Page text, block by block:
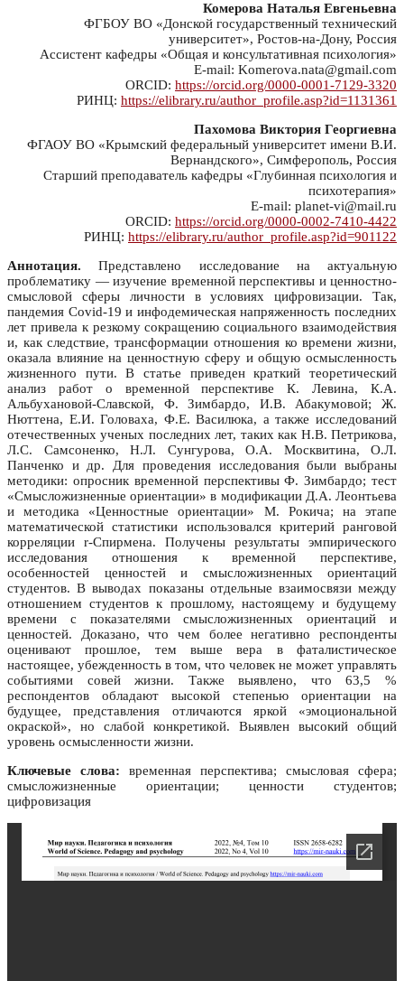
Комерова Наталья Евгеньевна
ФГБОУ ВО «Донской государственный технический
университет», Ростов-на-Дону, Россия
Ассистент кафедры «Общая и консультативная психология»
E-mail: Komerova.nata@gmail.com
ORCID: https://orcid.org/0000-0001-7129-3320
РИНЦ: https://elibrary.ru/author_profile.asp?id=1131361
Пахомова Виктория Георгиевна
ФГАОУ ВО «Крымский федеральный университет имени В.И.
Вернандского», Симферополь, Россия
Старший преподаватель кафедры «Глубинная психология и
психотерапия»
E-mail: planet-vi@mail.ru
ORCID: https://orcid.org/0000-0002-7410-4422
РИНЦ: https://elibrary.ru/author_profile.asp?id=901122
Аннотация. Представлено исследование на актуальную
проблематику — изучение временной перспективы и ценностно-
смысловой сферы личности в условиях цифровизации. Так,
пандемия Covid-19 и инфодемическая напряженность последних
лет привела к резкому сокращению социального взаимодействия
и, как следствие, трансформации отношения ко времени жизни,
оказала влияние на ценностную сферу и общую осмысленность
жизненного пути. В статье приведен краткий теоретический
анализ работ о временной перспективе К. Левина, К.А.
Альбухановой-Славской, Ф. Зимбардо, И.В. Абакумовой; Ж.
Нюттена, Е.И. Головаха, Ф.Е. Василюка, а также исследований
отечественных ученых последних лет, таких как Н.В. Петрикова,
Л.С. Самсоненко, Н.Л. Сунгурова, О.А. Москвитина, О.Л.
Панченко и др. Для проведения исследования были выбраны
методики: опросник временной перспективы Ф. Зимбардо; тест
«Смысложизненные ориентации» в модификации Д.А. Леонтьева
и методика «Ценностные ориентации» М. Рокича; на этапе
математической статистики использовался критерий ранговой
корреляции r-Спирмена. Получены результаты эмпирического
исследования отношения к временной перспективе,
особенностей ценностей и смысложизненных ориентаций
студентов. В выводах показаны отдельные взаимосвязи между
отношением студентов к прошлому, настоящему и будущему
времени с показателями смысложизненных ориентаций и
ценностей. Доказано, что чем более негативно респонденты
оценивают прошлое, тем выше вера в фаталистическое
настоящее, убежденность в том, что человек не может управлять
событиями совей жизни. Также выявлено, что 63,5 %
респондентов обладают высокой степенью ориентации на
будущее, представления отличаются яркой «эмоциональной
окраской», но слабой конкретикой. Выявлен высокий общий
уровень осмысленности жизни.
Ключевые слова: временная перспектива; смысловая сфера;
смысложизненные ориентации; ценности студентов;
цифровизация